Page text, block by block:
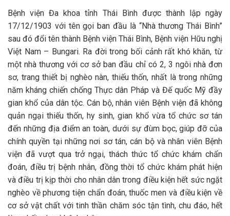
Bệnh viện Đa khoa tỉnh Thái Bình được thành lập ngày
17/12/1903 với tên gọi ban đầu là “Nhà thương Thái Bình”
sau đó đổi tên thành Bệnh viện Thái Bình, Bệnh viện Hữu nghị
Việt Nam – Bungari. Ra đời trong bối cảnh rất khó khăn, từ
một nhà thương với cơ sở ban đầu chỉ có 2, 3 ngôi nhà đơn
sơ, trang thiết bị nghèo nàn, thiếu thốn, nhất là trong những
năm kháng chiến chống Thực dân Pháp và Đế quốc Mỹ đầy
gian khổ của dân tộc. Cán bộ, nhân viên Bệnh viện đã không
quản ngại thiếu thốn, hy sinh, gian khổ vừa tổ chức sơ tán
đến những địa điểm an toàn, dưới sự đùm bọc, giúp đỡ của
chính quyền tại những nơi sơ tán, cán bộ và nhân viên Bệnh
viện đã vượt qua trở ngại, thách thức tổ chức khám chẩn
đoán, điều trị bệnh nhân, đồng thời tổ chức khám phát hiện
và điều trị kịp thời cho nhân dân trong điều kiện hết sức ngặt
nghèo về phương tiện chẩn đoán, thuốc men và điều kiện về
cơ sở vật chất với tinh thần chăm sóc tận tình, chu đáo, hết